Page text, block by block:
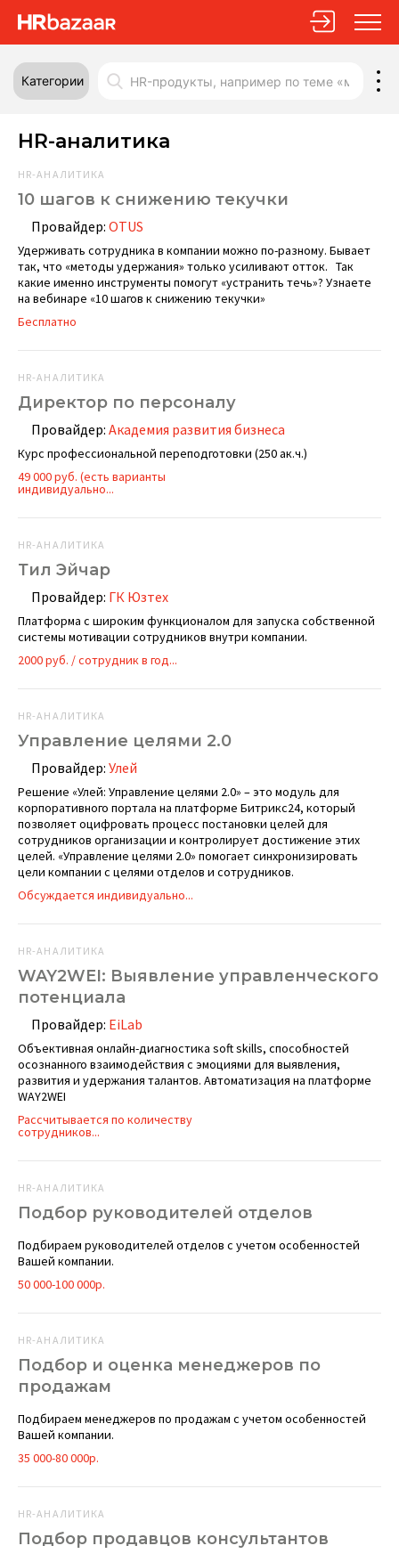
Категории
HR-аналитика
HR-АНАЛИТИКА
10 шагов к снижению текучки
Провайдер: OTUS
Удерживать сотрудника в компании можно по-разному. Бывает
так, что «методы удержания» только усиливают отток. Так
какие именно инструменты помогут «устранить течь»? Узнаете
на вебинаре «10 шагов к снижению текучки»
Бесплатно
HR-АНАЛИТИКА
Директор по персоналу
Провайдер: Академия развития бизнеса
Курс профессиональной переподготовки (250 ак.ч.)
49 000 руб. (есть варианты
индивидуально...
HR-АНАЛИТИКА
Тил Эйчар
Провайдер: ГК Юзтех
Платформа с широким функционалом для запуска собственной
системы мотивации сотрудников внутри компании.
2000 руб. / сотрудник в год...
HR-АНАЛИТИКА
Управление целями 2.0
Провайдер: Улей
Решение «Улей: Управление целями 2.0» – это модуль для
корпоративного портала на платформе Битрикс24, который
позволяет оцифровать процесс постановки целей для
сотрудников организации и контролирует достижение этих
целей. «Управление целями 2.0» помогает синхронизировать
цели компании с целями отделов и сотрудников.
Обсуждается индивидуально...
HR-АНАЛИТИКА
WAY2WEI: Выявление управленческого
потенциала
Провайдер: EiLab
Объективная онлайн-диагностика soft skills, способностей
осознанного взаимодействия с эмоциями для выявления,
развития и удержания талантов. Автоматизация на платформе
WAY2WEI
Рассчитывается по количеству
сотрудников...
HR-АНАЛИТИКА
Подбор руководителей отделов
Подбираем руководителей отделов с учетом особенностей
Вашей компании.
50 000-100 000р.
HR-АНАЛИТИКА
Подбор и оценка менеджеров по
продажам
Подбираем менеджеров по продажам с учетом особенностей
Вашей компании.
35 000-80 000р.
HR-АНАЛИТИКА
Подбор продавцов консультантов